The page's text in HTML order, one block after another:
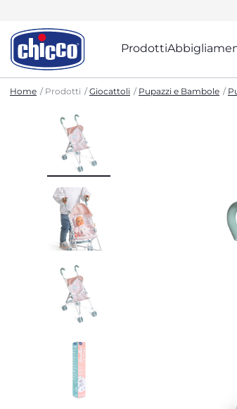
Prodotti
Home Prodotti Giocattoli Pupazzi e Bambole